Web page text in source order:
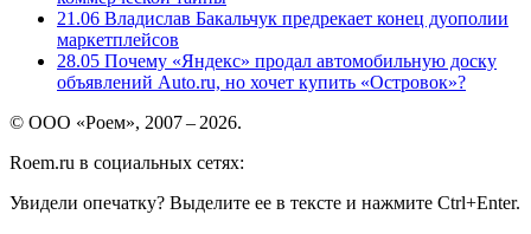
21.06 Владислав Бакальчук предрекает конец дуополии
маркетплейсов
28.05 Почему «Яндекс» продал автомобильную доску
объявлений Auto.ru, но хочет купить «Островок»?
© ООО «Роем», 2007 – 2026.
Roem.ru в социальных сетях:
Увидели опечатку? Выделите ее в тексте и нажмите Ctrl+Enter.